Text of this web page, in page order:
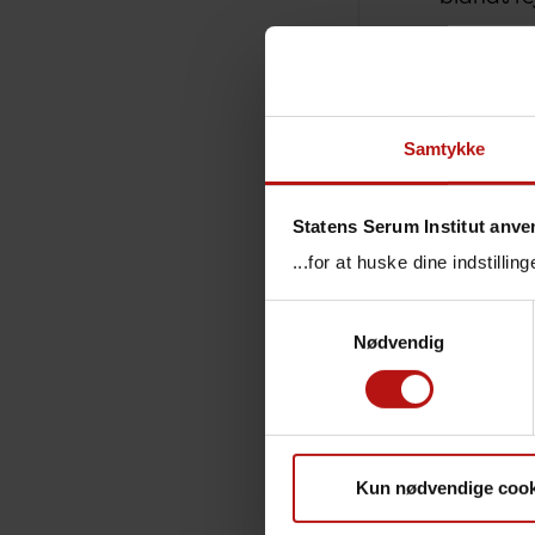
Samtykke
Statens Serum Institut
...for at huske dine
Nødvendig
Kun nødvendige
Blandt
imod
Jævnfør
ikke
anden
mindre
Som det
typer.